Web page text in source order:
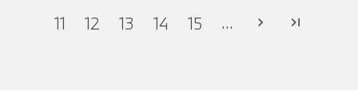
11 12 13 14 15 ... chevron_right last_page